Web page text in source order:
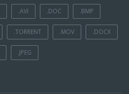
.AVI .DOC .BMP
.TORRENT .MOV .DOCX
.JPEG